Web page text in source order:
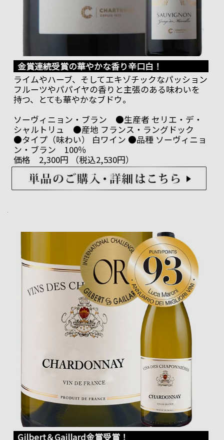
金賞連続受賞の華やかな香り辛口白！
ライムやハーブ、そしてエキゾチックなパッション
フルーツやパパイヤの香りと主張のある味わいを
持つ、とても華やかなブドウ。
ソーヴィニョン・ブラン ●生産者 セリエ・デ・
シャルトリュ ●産地 フランス・ラングドック
●タイプ（味わい） 白ワイン ●品種 ソーヴィニョ
ン・ブラン 100％
価格 2,300円 （税込2,530円）
Gilbert＆Gaillard金賞受賞！